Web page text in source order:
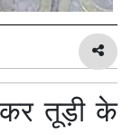
कर तूड़ी के